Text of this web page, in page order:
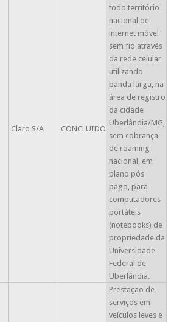
Claro S/A CONCLUIDO
todo território
nacional de
internet móvel
sem fio através
da rede celular
utilizando
banda larga, na
área de registro
da cidade
Uberlândia/MG,
sem cobrança
de roaming
nacional, em
plano pós
pago, para
computadores
portáteis
(notebooks) de
propriedade da
Universidade
Federal de
Uberlândia.
Prestação de
serviços em
veículos leves e